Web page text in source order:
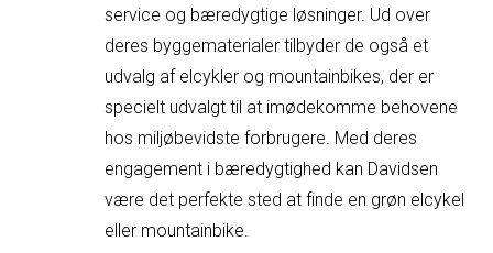
service og bæredygtige løsninger. Ud over
deres byggematerialer tilbyder de også et
udvalg af elcykler og mountainbikes, der er
specielt udvalgt til at imødekomme behovene
hos miljøbevidste forbrugere. Med deres
engagement i bæredygtighed kan Davidsen
være det perfekte sted at finde en grøn elcykel
eller mountainbike.